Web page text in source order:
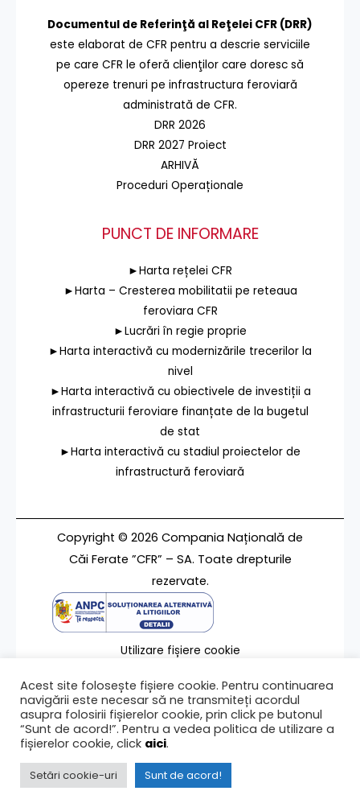
Documentul de Referinţă al Reţelei CFR (DRR)
este elaborat de CFR pentru a descrie serviciile
pe care CFR le oferă clienţilor care doresc să
opereze trenuri pe infrastructura feroviară
administrată de CFR.
DRR 2026
DRR 2027 Proiect
ARHIVĂ
Proceduri Operaționale
PUNCT DE INFORMARE
►Harta rețelei CFR
►Harta – Cresterea mobilitatii pe reteaua
feroviara CFR
►Lucrări în regie proprie
►Harta interactivă cu modernizările trecerilor la
nivel
►Harta interactivă cu obiectivele de investiții a
infrastructurii feroviare finanțate de la bugetul
de stat
►Harta interactivă cu stadiul proiectelor de
infrastructură feroviară
Copyright © 2026 Compania Națională de
Căi Ferate ”CFR” – SA. Toate drepturile
rezervate.
Utilizare fișiere cookie
Contact
Ultima modificare a paginii 26/01/2012
Acest site folosește fișiere cookie. Pentru continuarea
navigării este necesar să ne transmiteți acordul
asupra folosirii fișierelor cookie, prin click pe butonul
“Sunt de acord!”. Pentru a vedea politica de utilizare a
fișierelor cookie, click aici.
Setări cookie-uri Sunt de acord!